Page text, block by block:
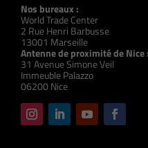
Nos bureaux :
World Trade Center
2 Rue Henri Barbusse
13001 Marseille
Antenne de proximité de Nice :
31 Avenue Simone Veil
Immeuble Palazzo
06200 Nice